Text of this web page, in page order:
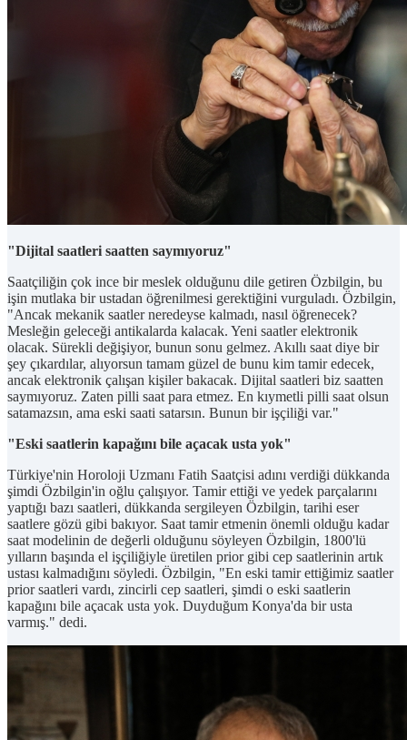
"Dijital saatleri saatten saymıyoruz"
Saatçiliğin çok ince bir meslek olduğunu dile getiren Özbilgin, bu
işin mutlaka bir ustadan öğrenilmesi gerektiğini vurguladı. Özbilgin,
"Ancak mekanik saatler neredeyse kalmadı, nasıl öğrenecek?
Mesleğin geleceği antikalarda kalacak. Yeni saatler elektronik
olacak. Sürekli değişiyor, bunun sonu gelmez. Akıllı saat diye bir
şey çıkardılar, alıyorsun tamam güzel de bunu kim tamir edecek,
ancak elektronik çalışan kişiler bakacak. Dijital saatleri biz saatten
saymıyoruz. Zaten pilli saat para etmez. En kıymetli pilli saat olsun
satamazsın, ama eski saati satarsın. Bunun bir işçiliği var."
"Eski saatlerin kapağını bile açacak usta yok"
Türkiye'nin Horoloji Uzmanı Fatih Saatçisi adını verdiği dükkanda
şimdi Özbilgin'in oğlu çalışıyor. Tamir ettiği ve yedek parçalarını
yaptığı bazı saatleri, dükkanda sergileyen Özbilgin, tarihi eser
saatlere gözü gibi bakıyor. Saat tamir etmenin önemli olduğu kadar
saat modelinin de değerli olduğunu söyleyen Özbilgin, 1800'lü
yılların başında el işçiliğiyle üretilen prior gibi cep saatlerinin artık
ustası kalmadığını söyledi. Özbilgin, "En eski tamir ettiğimiz saatler
prior saatleri vardı, zincirli cep saatleri, şimdi o eski saatlerin
kapağını bile açacak usta yok. Duyduğum Konya'da bir usta
varmış." dedi.